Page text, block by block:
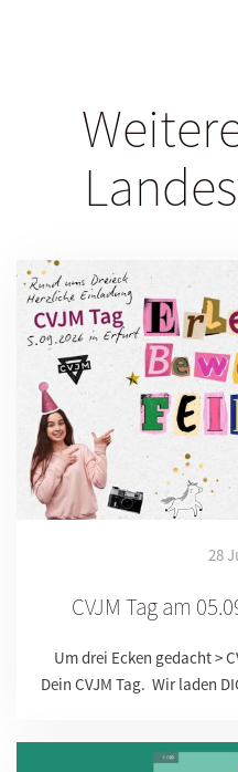
28
CVJM Tag am
Um drei Ecken gedacht >
Dein CVJM Tag. Wir laden